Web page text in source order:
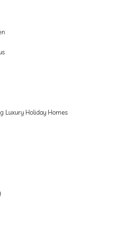
Luxury Holiday Homes